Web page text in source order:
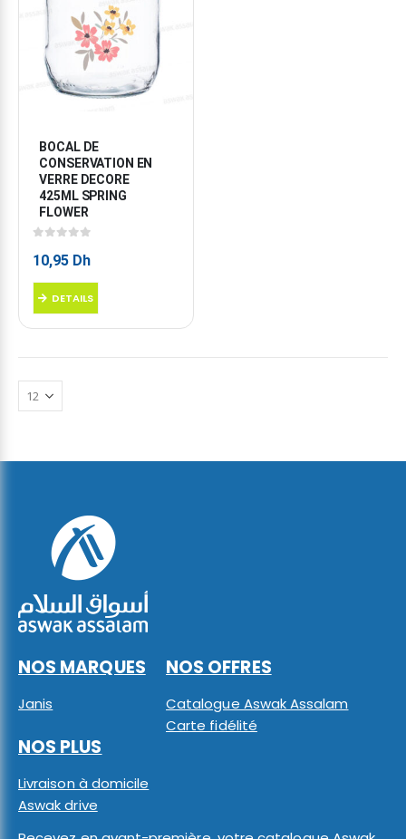
BOCAL DE
CONSERVATION EN
VERRE DECORE
425ML SPRING
FLOWER
10,95 Dh
DETAILS
NOS MARQUES
Janis
NOS OFFRES
Catalogue Aswak Assalam
Carte fidélité
NOS PLUS
Livraison à domicile
Aswak drive